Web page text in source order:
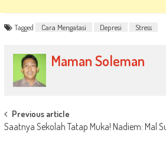
Tagged Cara Mengatasi Depresi Stress
Maman Soleman
Post
navigation
Previous article
Saatnya Sekolah Tatap Muka! Nadiem: Mal